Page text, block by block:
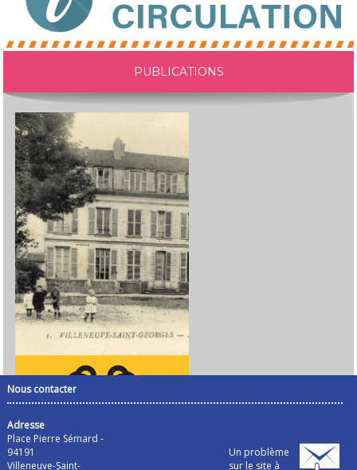
PUBLICATIONS
Nous contacter
Adresse
Place Pierre Sémard -
94191
Villeneuve-Saint-
Un problème
sur le site à